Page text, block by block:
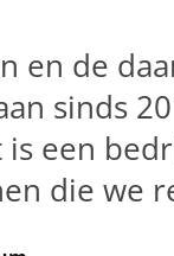
en de
sinds
is een
die we